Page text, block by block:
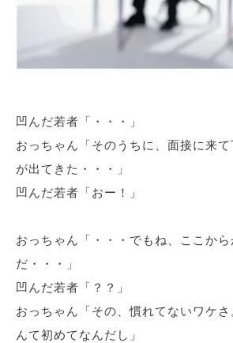
凹んだ若者「・・・」
おっちゃん「そのうちに、面接に来
が出てきた・・・」
凹んだ若者「おー！」
おっちゃん「・・・でもね、ここか
だ・・・」
凹んだ若者「？？」
おっちゃん「その、慣れてないワケ
んて初めてなんだし」